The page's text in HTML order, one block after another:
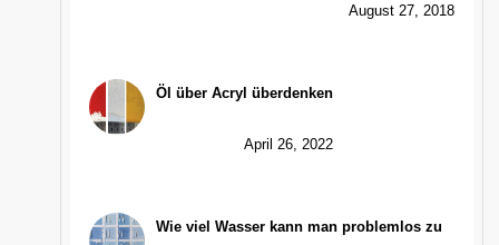
August 27, 2018
Öl über Acryl überdenken
April 26, 2022
Wie viel Wasser kann man problemlos zu